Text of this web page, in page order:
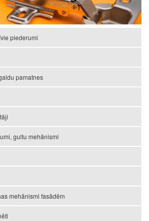
piederumi
pamatnes
gultu mehānismi
mehānismi fasādēm